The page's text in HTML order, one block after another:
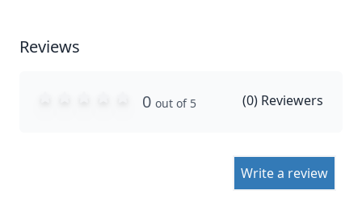
Reviews
0 out of 5 (0) Reviewers
Write a review